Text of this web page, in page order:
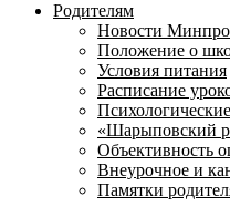
Родителям
Новости
Положение о
Условия питания
Расписание
«Шарыповский
Объективность
Внеурочное и
Памятки